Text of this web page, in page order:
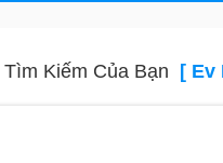
Tìm Kiếm Của Bạn [ Ev